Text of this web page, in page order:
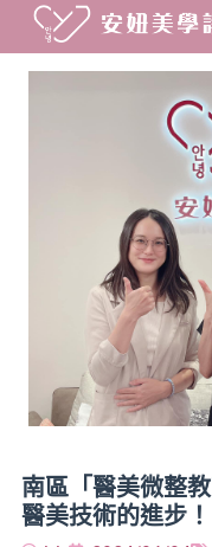
南區「醫美微整
醫美技術的進步！